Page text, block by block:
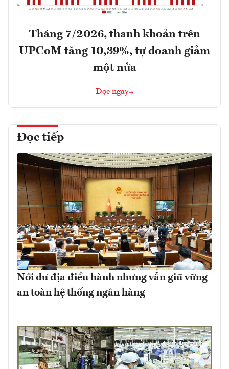
Tháng 7/2026, thanh khoản trên
UPCoM tăng 10,39%, tự doanh giảm
một nửa
Đọc ngay
Đọc tiếp
Nới dư địa điều hành nhưng vẫn giữ vững
an toàn hệ thống ngân hàng